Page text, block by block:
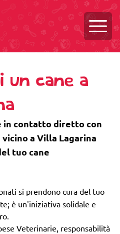
un cane a
in contatto diretto con
a Villa Lagarina
tuo cane
si prendono cura del tuo
è un'iniziativa solidale e
Veterinarie, responsabilità